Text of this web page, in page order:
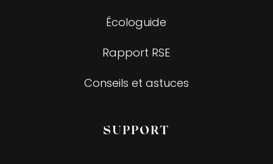
Écologuide
Rapport RSE
Conseils et astuces
SUPPORT